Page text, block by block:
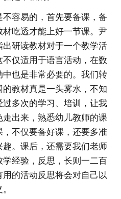
容易的，首先要备课，备
吃透才能上好一节课。尹
研读教材对于一个教学活
仅适用于语言活动，在数
也是非常必要的。我们转
教材真是一头雾水，不知
多次的学习、培训，让我
出来，熟悉幼儿教师的课
不仅要备好课，还要多准
。课后，还需要我们老师
经验，反思，长则一二百
的活动反思将会对自己以